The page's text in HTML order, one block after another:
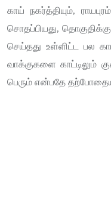
காய் நகர்த்தியும்,
சொதப்பியது,
செய்தது உள்ளிட்ட பல
வாக்குகளை காட்டிலும்
பெரும் என்பதே தற்போதைய